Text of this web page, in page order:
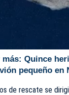
más: Quince
pequeño en
de rescate se